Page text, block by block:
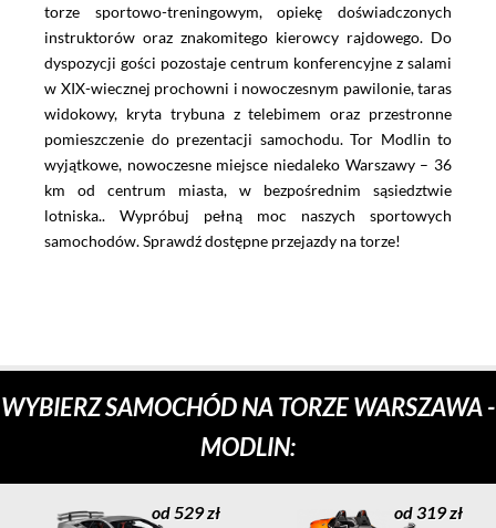
torze sportowo-treningowym, opiekę doświadczonych
instruktorów oraz znakomitego kierowcy rajdowego. Do
dyspozycji gości pozostaje centrum konferencyjne z salami
w XIX-wiecznej prochowni i nowoczesnym pawilonie, taras
widokowy, kryta trybuna z telebimem oraz przestronne
pomieszczenie do prezentacji samochodu. Tor Modlin to
wyjątkowe, nowoczesne miejsce niedaleko Warszawy – 36
km od centrum miasta, w bezpośrednim sąsiedztwie
lotniska.. Wypróbuj pełną moc naszych sportowych
samochodów. Sprawdź dostępne przejazdy na torze!
WYBIERZ SAMOCHÓD NA TORZE WARSZAWA -
MODLIN:
od 529 zł od 319 zł